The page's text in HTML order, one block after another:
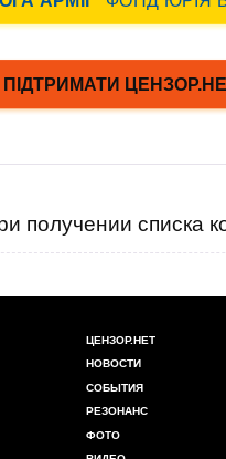
получении списка
ЦЕНЗОР.НЕТ
НОВОСТИ
СОБЫТИЯ
РЕЗОНАНС
ФОТО